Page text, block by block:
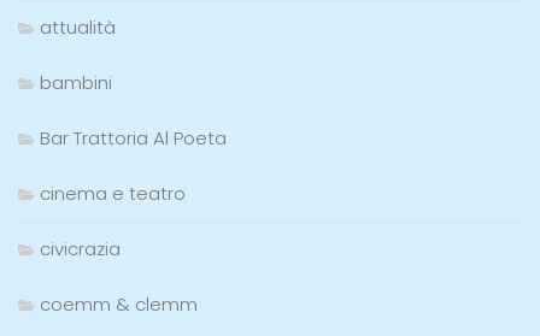
attualità
bambini
Bar Trattoria Al Poeta
cinema e teatro
civicrazia
coemm & clemm